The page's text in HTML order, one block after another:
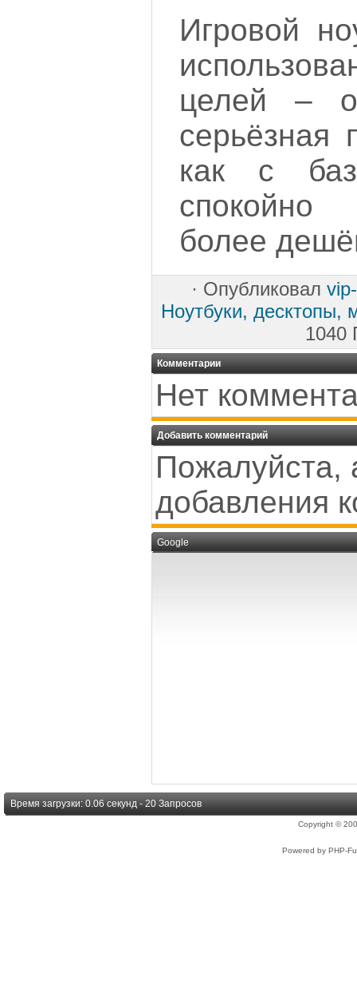
Игровой
целей –
серьёзная
как с
более
· Опубликовал
Ноутбуки, десктопы,
1040
Комментарии
Нет
Добавить комментарий
Пожалуйста,
добавления
Google
Время загрузки: 0.06 секунд - 20 Запросов
Copyright ©
Powered by PHP-